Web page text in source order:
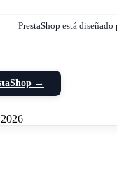
PrestaShop está
→